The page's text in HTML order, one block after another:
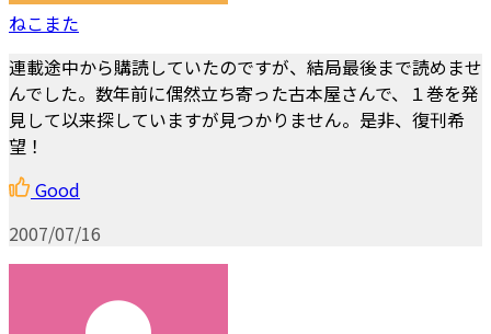
ねこまた
連載途中から購読していたのですが、結局最後まで読めませ
んでした。数年前に偶然立ち寄った古本屋さんで、１巻を発
見して以来探していますが見つかりません。是非、復刊希
望！
Good
2007/07/16